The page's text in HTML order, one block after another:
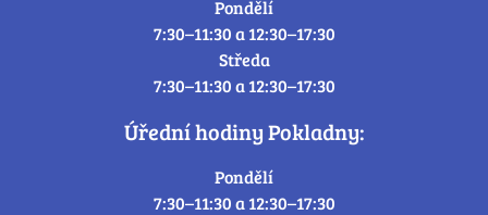
Pondělí
7:30–11:30 a 12:30–17:30
Středa
7:30–11:30 a 12:30–17:30
Úřední hodiny Pokladny:
Pondělí
7:30–11:30 a 12:30–17:30